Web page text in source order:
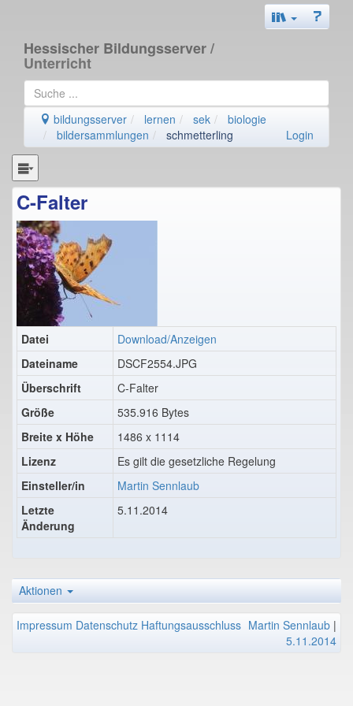
Hessischer Bildungsserver/
Unterricht
bildungsserver lernen sek
biologie
bildersammlungen
schmetterling Login
C-Falter
Datei
Download/Anzeigen
Dateiname
DSCF2554.JPG
Überschrift
C-Falter
Größe
535.916 Bytes
Breite x Höhe
1486 x 1114
Lizenz
Es gilt die gesetzliche Regelung
Einsteller/in
Martin Sennlaub
Letzte
Änderung
5.11.2014
Aktionen
Impressum Datenschutz Haftungsausschluss Martin Sennlaub |
5.11.2014